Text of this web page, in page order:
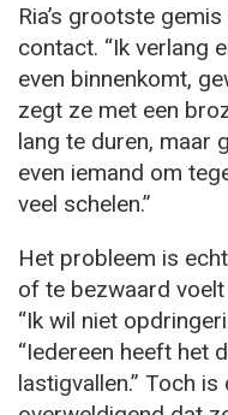
Ria’s grootste
contact. “Ik verlang
even binnenkomt,
zegt ze met een
lang te duren, maar
even iemand om
veel schelen.”
Het probleem is
of te bezwaard
“Ik wil niet
“Iedereen heeft het
lastigvallen.” Toch